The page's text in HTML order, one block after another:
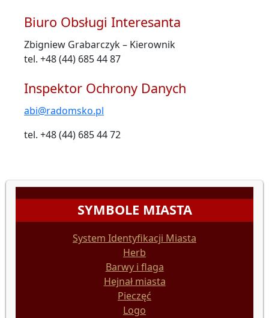
Biuro Obsługi Interesanta
Zbigniew Grabarczyk – Kierownik
tel. +48 (44) 685 44 87
Inspektor Ochrony Danych
abi@radomsko.pl
tel. +48 (44) 685 44 72
SYMBOLE MIASTA
System Identyfikacji Miasta
Herb
Barwy i flaga
Hejnał miasta
Pieczęć
Logo